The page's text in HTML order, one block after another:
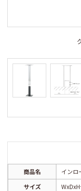
商品名
インロ
サイズ